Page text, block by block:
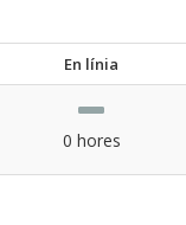
En línia
0 hores